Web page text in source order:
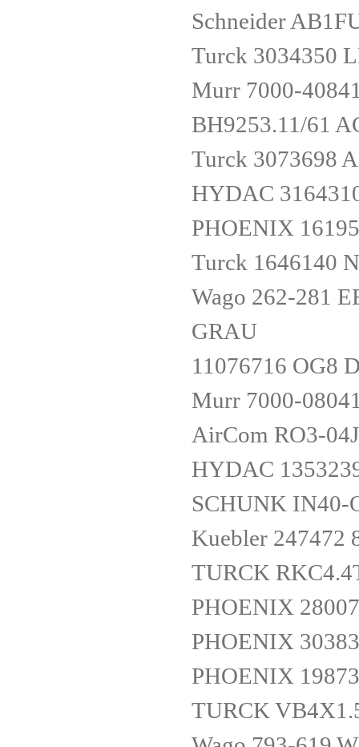
Schneider
Turck 3034350
Murr 7000-
BH9253.11/61
Turck 3073698
HYDAC
PHOENIX
Turck 1646140
Wago 262-281
GRAU
11076716 OG8
Murr 7000-
AirCom RO3-
HYDAC
SCHUNK IN40-
Kuebler 247472
TURCK
PHOENIX
PHOENIX
PHOENIX
TURCK